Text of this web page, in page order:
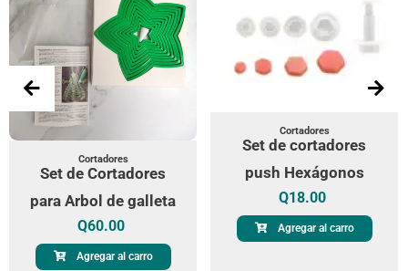
Cortadores
Set de Cortadores
para Arbol de galleta
Q60.00
Agregar al carro
Cortadores
Set de cortadores
push Hexágonos
Q18.00
Agregar al carro